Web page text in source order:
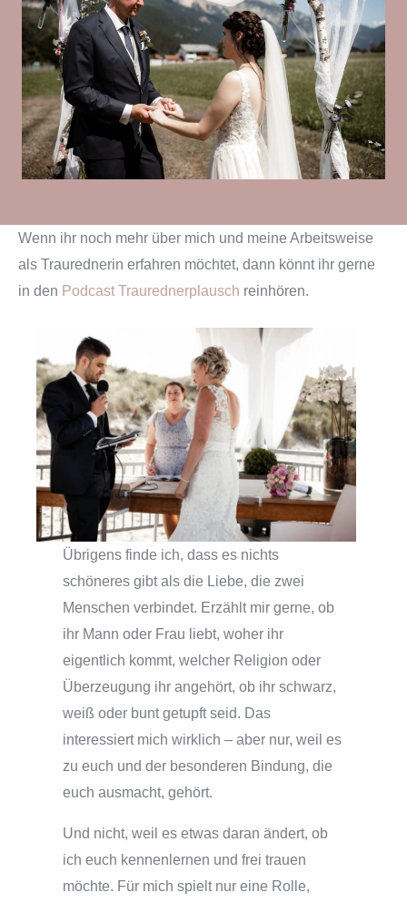
Wenn ihr noch mehr über mich und meine Arbeitsweise
als Traurednerin erfahren möchtet, dann könnt ihr gerne
in den Podcast Traurednerplausch reinhören.
Übrigens finde ich, dass es nichts
schöneres gibt als die Liebe, die zwei
Menschen verbindet. Erzählt mir gerne, ob
ihr Mann oder Frau liebt, woher ihr
eigentlich kommt, welcher Religion oder
Überzeugung ihr angehört, ob ihr schwarz,
weiß oder bunt getupft seid. Das
interessiert mich wirklich – aber nur, weil es
zu euch und der besonderen Bindung, die
euch ausmacht, gehört.
Und nicht, weil es etwas daran ändert, ob
ich euch kennenlernen und frei trauen
möchte. Für mich spielt nur eine Rolle,